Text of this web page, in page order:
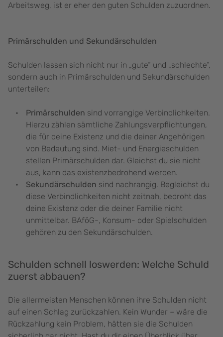
Arbeitsweg, ist er eher den guten Schulden zuzuordnen.
Primärschulden und Sekundärschulden
Schulden lassen sich nicht nur in „gute“ und „schlechte“,
sondern auch in Primärschulden und Sekundärschulden
unterteilen:
Primärschulden sind vorrangige Verbindlichkeiten.
Hierzu zählen sämtliche Zahlungsverpflichtungen,
die für deine Existenz und die deiner Angehörigen
von Bedeutung sind. Miet- und Energieschulden
stellen Primärschulden dar. Gleichst du sie nicht
aus, kann das existenzbedrohend werden.
Sekundärschulden sind nachrangig. Begleichst du
diese Verbindlichkeiten nicht zeitnah, bedroht das
deine Existenz oder die deiner Familie nicht
unmittelbar. BAföG-, Konsum- oder Spielschulden
gehören zu den Sekundärschulden.
Schulden schnell loswerden: Welche Schuld
zuerst abbauen?
Die allermeisten Menschen können ihre Schulden nicht
auf einen Schlag zurückzahlen. Kein Wunder – wäre die
Rückzahlung kein Problem, hätten sie die Schulden